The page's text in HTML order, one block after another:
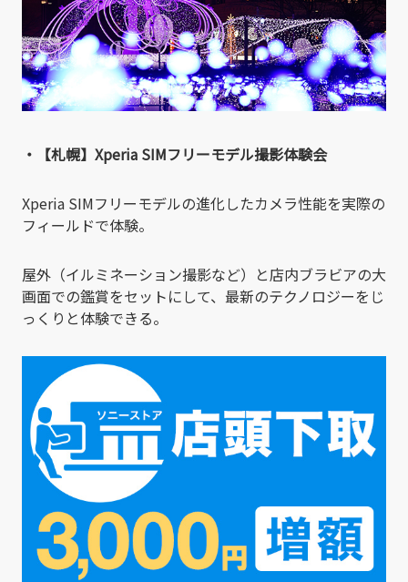
・【札幌】Xperia SIMフリーモデル撮影体験会
Xperia SIMフリーモデルの進化したカメラ性能を実際の
フィールドで体験。
屋外（イルミネーション撮影など）と店内ブラビアの大
画面での鑑賞をセットにして、最新のテクノロジーをじ
っくりと体験できる。